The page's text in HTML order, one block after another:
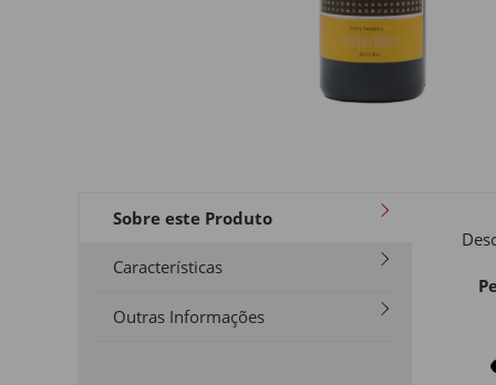
Sobre este Produto
Características
Outras Informações